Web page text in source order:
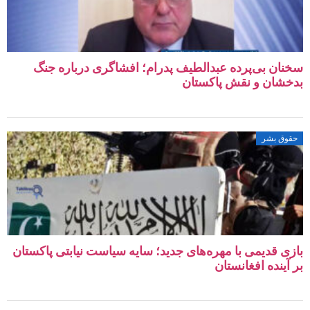
بی‌پرده عبدالطیف پدرام؛ افشاگری درباره جنگ
و نقش پاکستان
بشر
قدیمی با مهره‌های جدید؛ سایه سیاست نیابتی پاکستان
افغانستان